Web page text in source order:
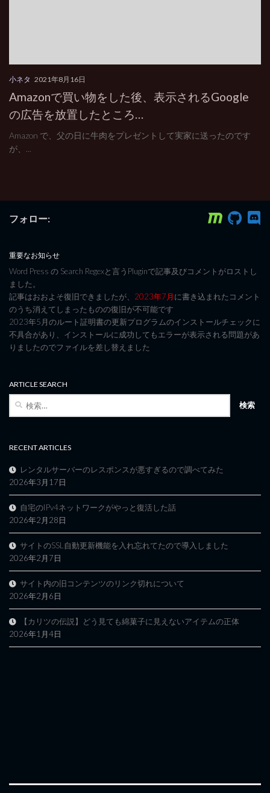
小ネタ 2021年8月16日
Amazonで買い物をした後、表示されるGoogle
の広告を放置したところ…
Amazon で、父の日に牛肉をプレゼントして実家に送ったのです
が、...
フォロー:
重要なお知らせ
Word Press の Search Regexと言うPluginで記事及びコメントがロストし
ました。
記事はおおよそ復旧できましたが、 2023年7月に書き込まれたコメント
のうち消えてしまったものの復旧が不可能です
2023年5月のルート証明書の更新プログラムのインストールチェックに
不具合があり、インストールに成功してもエラーが表示される問題があ
りましたのでファイルを差し替えました
ARTICLE SEARCH
RECENT ARTICLES
レンタルサーバーのレスポンスが悪すぎるので調べてみた
2026年3月17日
自宅のIPv4ネットワークがやっと復活した話
2026年2月28日
サイトのSSL自動更新機能を入れ忘れてたので導入しました
2026年2月7日
サイト内の旧コンテンツのリンク切れについて
2026年2月6日
【カリツの伝説】どう見ても綿菓子に見えないアイテムの正体
2026年1月4日